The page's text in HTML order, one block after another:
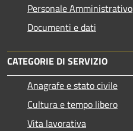
Personale Amministrativo
Documenti e dati
CATEGORIE DI SERVIZIO
Anagrafe e stato civile
Cultura e tempo libero
Vita lavorativa